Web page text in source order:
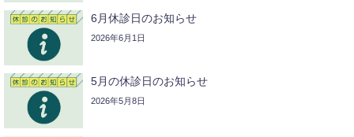
6月休診日のお知らせ
2026年6月1日
5月の休診日のお知らせ
2026年5月8日